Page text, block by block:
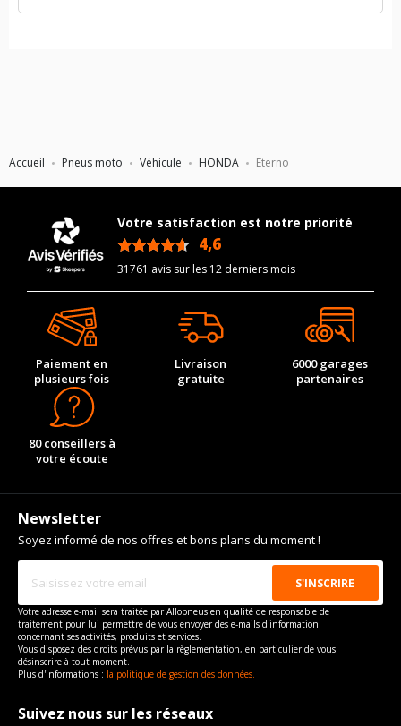
Accueil Pneus moto Véhicule HONDA Eterno
Votre satisfaction est notre priorité
4,6
31761 avis sur les 12 derniers mois
Paiement en
plusieurs fois
Livraison
gratuite
6000 garages
partenaires
80 conseillers à
votre écoute
Newsletter
Soyez informé de nos offres et bons plans du moment !
Votre adresse e-mail sera traitée par Allopneus en qualité de responsable de
traitement pour lui permettre de vous envoyer des e-mails d'information
concernant ses activités, produits et services.
Vous disposez des droits prévus par la règlementation, en particulier de vous
désinscrire à tout moment.
Plus d'informations : la politique de gestion des données.
Suivez nous sur les réseaux